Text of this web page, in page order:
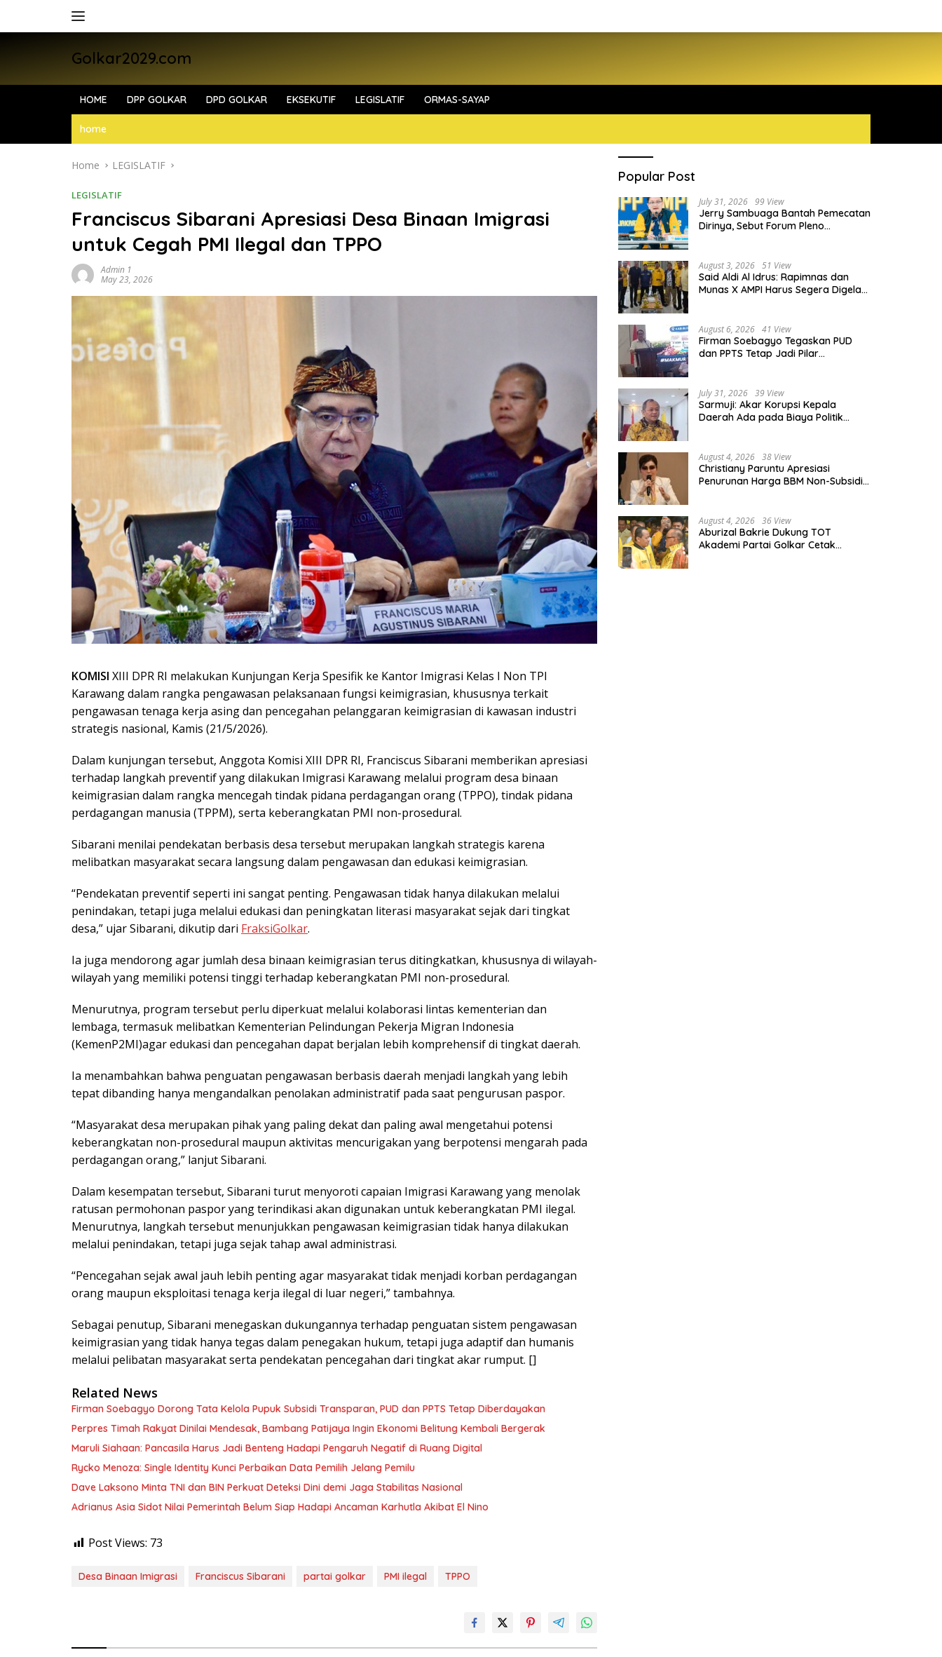
Golkar2029.com
HOME DPP GOLKAR DPD GOLKAR EKSEKUTIF LEGISLATIF ORMAS-SAYAP
home
Home LEGISLATIF
LEGISLATIF
Franciscus Sibarani Apresiasi Desa Binaan Imigrasi
untuk Cegah PMI Ilegal dan TPPO
Admin 1
May 23, 2026
KOMISI XIII DPR RI melakukan Kunjungan Kerja Spesifik ke Kantor Imigrasi Kelas I Non TPI
Karawang dalam rangka pengawasan pelaksanaan fungsi keimigrasian, khususnya terkait
pengawasan tenaga kerja asing dan pencegahan pelanggaran keimigrasian di kawasan industri
strategis nasional, Kamis (21/5/2026).
Dalam kunjungan tersebut, Anggota Komisi XIII DPR RI, Franciscus Sibarani memberikan apresiasi
terhadap langkah preventif yang dilakukan Imigrasi Karawang melalui program desa binaan
keimigrasian dalam rangka mencegah tindak pidana perdagangan orang (TPPO), tindak pidana
perdagangan manusia (TPPM), serta keberangkatan PMI non-prosedural.
Sibarani menilai pendekatan berbasis desa tersebut merupakan langkah strategis karena
melibatkan masyarakat secara langsung dalam pengawasan dan edukasi keimigrasian.
“Pendekatan preventif seperti ini sangat penting. Pengawasan tidak hanya dilakukan melalui
penindakan, tetapi juga melalui edukasi dan peningkatan literasi masyarakat sejak dari tingkat
desa,” ujar Sibarani, dikutip dari FraksiGolkar.
Ia juga mendorong agar jumlah desa binaan keimigrasian terus ditingkatkan, khususnya di wilayah-
wilayah yang memiliki potensi tinggi terhadap keberangkatan PMI non-prosedural.
Menurutnya, program tersebut perlu diperkuat melalui kolaborasi lintas kementerian dan
lembaga, termasuk melibatkan Kementerian Pelindungan Pekerja Migran Indonesia
(KemenP2MI)agar edukasi dan pencegahan dapat berjalan lebih komprehensif di tingkat daerah.
Ia menambahkan bahwa penguatan pengawasan berbasis daerah menjadi langkah yang lebih
tepat dibanding hanya mengandalkan penolakan administratif pada saat pengurusan paspor.
“Masyarakat desa merupakan pihak yang paling dekat dan paling awal mengetahui potensi
keberangkatan non-prosedural maupun aktivitas mencurigakan yang berpotensi mengarah pada
perdagangan orang,” lanjut Sibarani.
Dalam kesempatan tersebut, Sibarani turut menyoroti capaian Imigrasi Karawang yang menolak
ratusan permohonan paspor yang terindikasi akan digunakan untuk keberangkatan PMI ilegal.
Menurutnya, langkah tersebut menunjukkan pengawasan keimigrasian tidak hanya dilakukan
melalui penindakan, tetapi juga sejak tahap awal administrasi.
“Pencegahan sejak awal jauh lebih penting agar masyarakat tidak menjadi korban perdagangan
orang maupun eksploitasi tenaga kerja ilegal di luar negeri,” tambahnya.
Sebagai penutup, Sibarani menegaskan dukungannya terhadap penguatan sistem pengawasan
keimigrasian yang tidak hanya tegas dalam penegakan hukum, tetapi juga adaptif dan humanis
melalui pelibatan masyarakat serta pendekatan pencegahan dari tingkat akar rumput. []
Related News
Firman Soebagyo Dorong Tata Kelola Pupuk Subsidi Transparan, PUD dan PPTS Tetap Diberdayakan
Perpres Timah Rakyat Dinilai Mendesak, Bambang Patijaya Ingin Ekonomi Belitung Kembali Bergerak
Maruli Siahaan: Pancasila Harus Jadi Benteng Hadapi Pengaruh Negatif di Ruang Digital
Rycko Menoza: Single Identity Kunci Perbaikan Data Pemilih Jelang Pemilu
Dave Laksono Minta TNI dan BIN Perkuat Deteksi Dini demi Jaga Stabilitas Nasional
Adrianus Asia Sidot Nilai Pemerintah Belum Siap Hadapi Ancaman Karhutla Akibat El Nino
Post Views: 73
Desa Binaan Imigrasi Franciscus Sibarani partai golkar PMI ilegal TPPO
Popular Post
July 31, 2026 99 View
Jerry Sambuaga Bantah Pemecatan
Dirinya, Sebut Forum Pleno
August 3, 2026 51 View
Said Aldi Al Idrus: Rapimnas dan
Munas X AMPI Harus Segera Digelar
August 6, 2026 41 View
Firman Soebagyo Tegaskan PUD
dan PPTS Tetap Jadi Pilar
July 31, 2026 39 View
Sarmuji: Akar Korupsi Kepala
Daerah Ada pada Biaya Politik
August 4, 2026 38 View
Christiany Paruntu Apresiasi
Penurunan Harga BBM Non-Subsidi,
August 4, 2026 36 View
Aburizal Bakrie Dukung TOT
Akademi Partai Golkar Cetak